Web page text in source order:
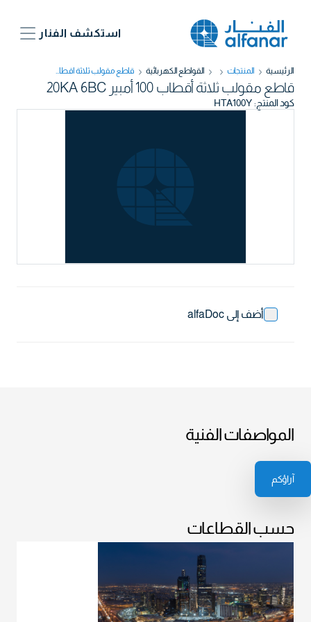
آراؤكم
استكشف الفنار
الرئيسية المنتجات القواطع الكهربائية قاطع مقولب ثلاثة أقطاب 100 أمبير 20KA 6BC
أضف إلى alfaDoc
قاطع مقولب ثلاثة أقطاب 100 أمبير 20KA 6BC
كود المنتج:
HTA100Y
المواصفات الفنية
حسب القطاعات